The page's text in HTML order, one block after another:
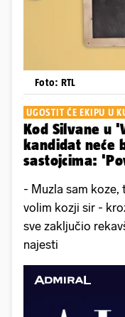
Foto: RTL
UGOSTIT ĆE EKIPU U
Kod Silvane u
kandidat neće
sastojcima:
- Muzla sam koze,
volim kozji sir -
sve zaključio
najesti